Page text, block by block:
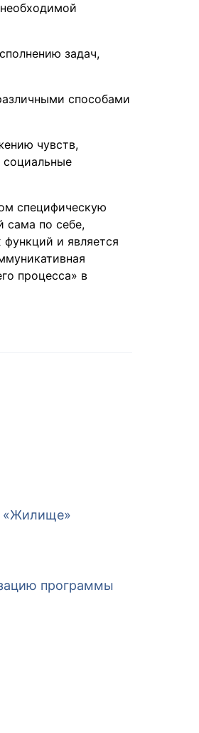
задач,
способами
чувств,
специфическую
сама по себе,
и является
процесса» в
«Жилище»
программы